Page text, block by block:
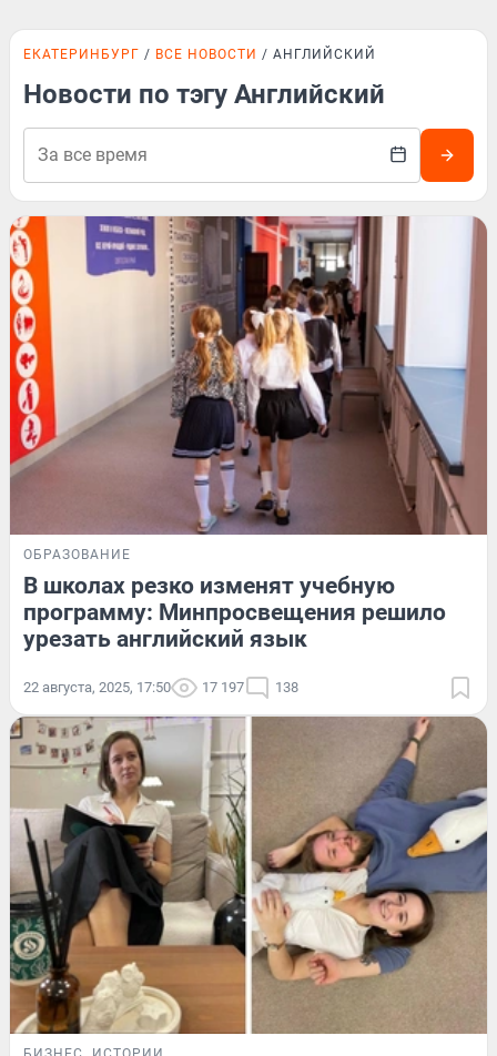
ЕКАТЕРИНБУРГ ВСЕ НОВОСТИ АНГЛИЙСКИЙ
Новости по тэгу Английский
ОБРАЗОВАНИЕ
В школах резко изменят учебную
программу: Минпросвещения решило
урезать английский язык
22 августа, 2025, 17:50 17 197 138